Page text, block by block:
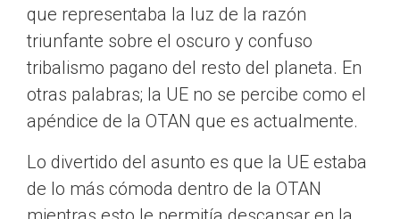
que representaba la luz de la razón
triunfante sobre el oscuro y confuso
tribalismo pagano del resto del planeta. En
otras palabras; la UE no se percibe como el
apéndice de la OTAN que es actualmente.
Lo divertido del asunto es que la UE estaba
de lo más cómoda dentro de la OTAN